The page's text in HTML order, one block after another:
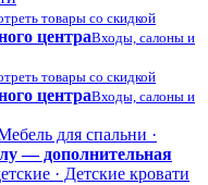
товары со скидкой
центраВходы, салоны и
товары со скидкой
центраВходы, салоны и
для спальни ·
— дополнительная
· Детские кровати